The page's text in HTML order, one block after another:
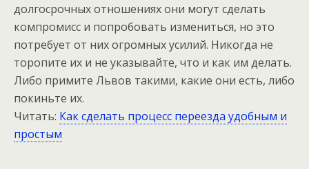
долгосрочных отношениях они могут сделать
компромисс и попробовать измениться, но это
потребует от них огромных усилий. Никогда не
торопите их и не указывайте, что и как им делать.
Либо примите Львов такими, какие они есть, либо
покиньте их.
Читать: Как сделать процесс переезда удобным и
простым